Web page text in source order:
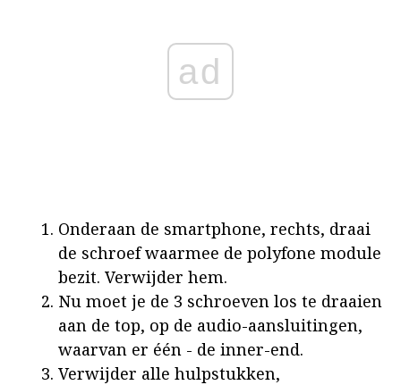
ad
Onderaan de smartphone, rechts, draai
de schroef waarmee de polyfone module
bezit. Verwijder hem.
Nu moet je de 3 schroeven los te draaien
aan de top, op de audio-aansluitingen,
waarvan er één - de inner-end.
Verwijder alle hulpstukken,